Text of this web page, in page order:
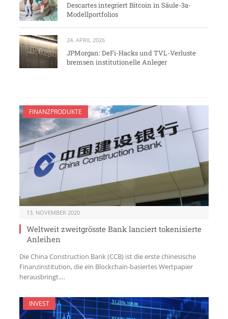
Descartes integriert Bitcoin in Säule-3a-
Modellportfolios
24. APRIL 2026
JPMorgan: DeFi-Hacks und TVL-Verluste
bremsen institutionelle Anleger
FINANZPRODUKTE
13. NOVEMBER 2020
Weltweit zweitgrösste Bank lanciert tokenisierte
Anleihen
Die China Construction Bank (CCB) ist die erste chinesische
Finanzinstitution, die ein Blockchain-basiertes Wertpapier
herausbringt.…
INVEST